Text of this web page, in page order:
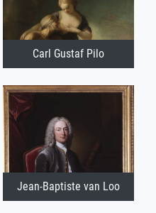
Carl Gustaf Pilo
Jean-Baptiste van Loo